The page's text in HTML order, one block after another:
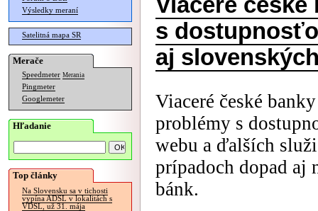
Výsledky meraní
Satelitná mapa SR
Merače
Speedmeter Merania
Pingmeter
Googlemeter
Hľadanie
Top články
Na Slovensku sa v tichosti
vypína ADSL v lokalitách s
VDSL, už 31. mája
s
aj
Viaceré české
problémy s
webu a ďalších
prípadoch dopad aj
bánk.